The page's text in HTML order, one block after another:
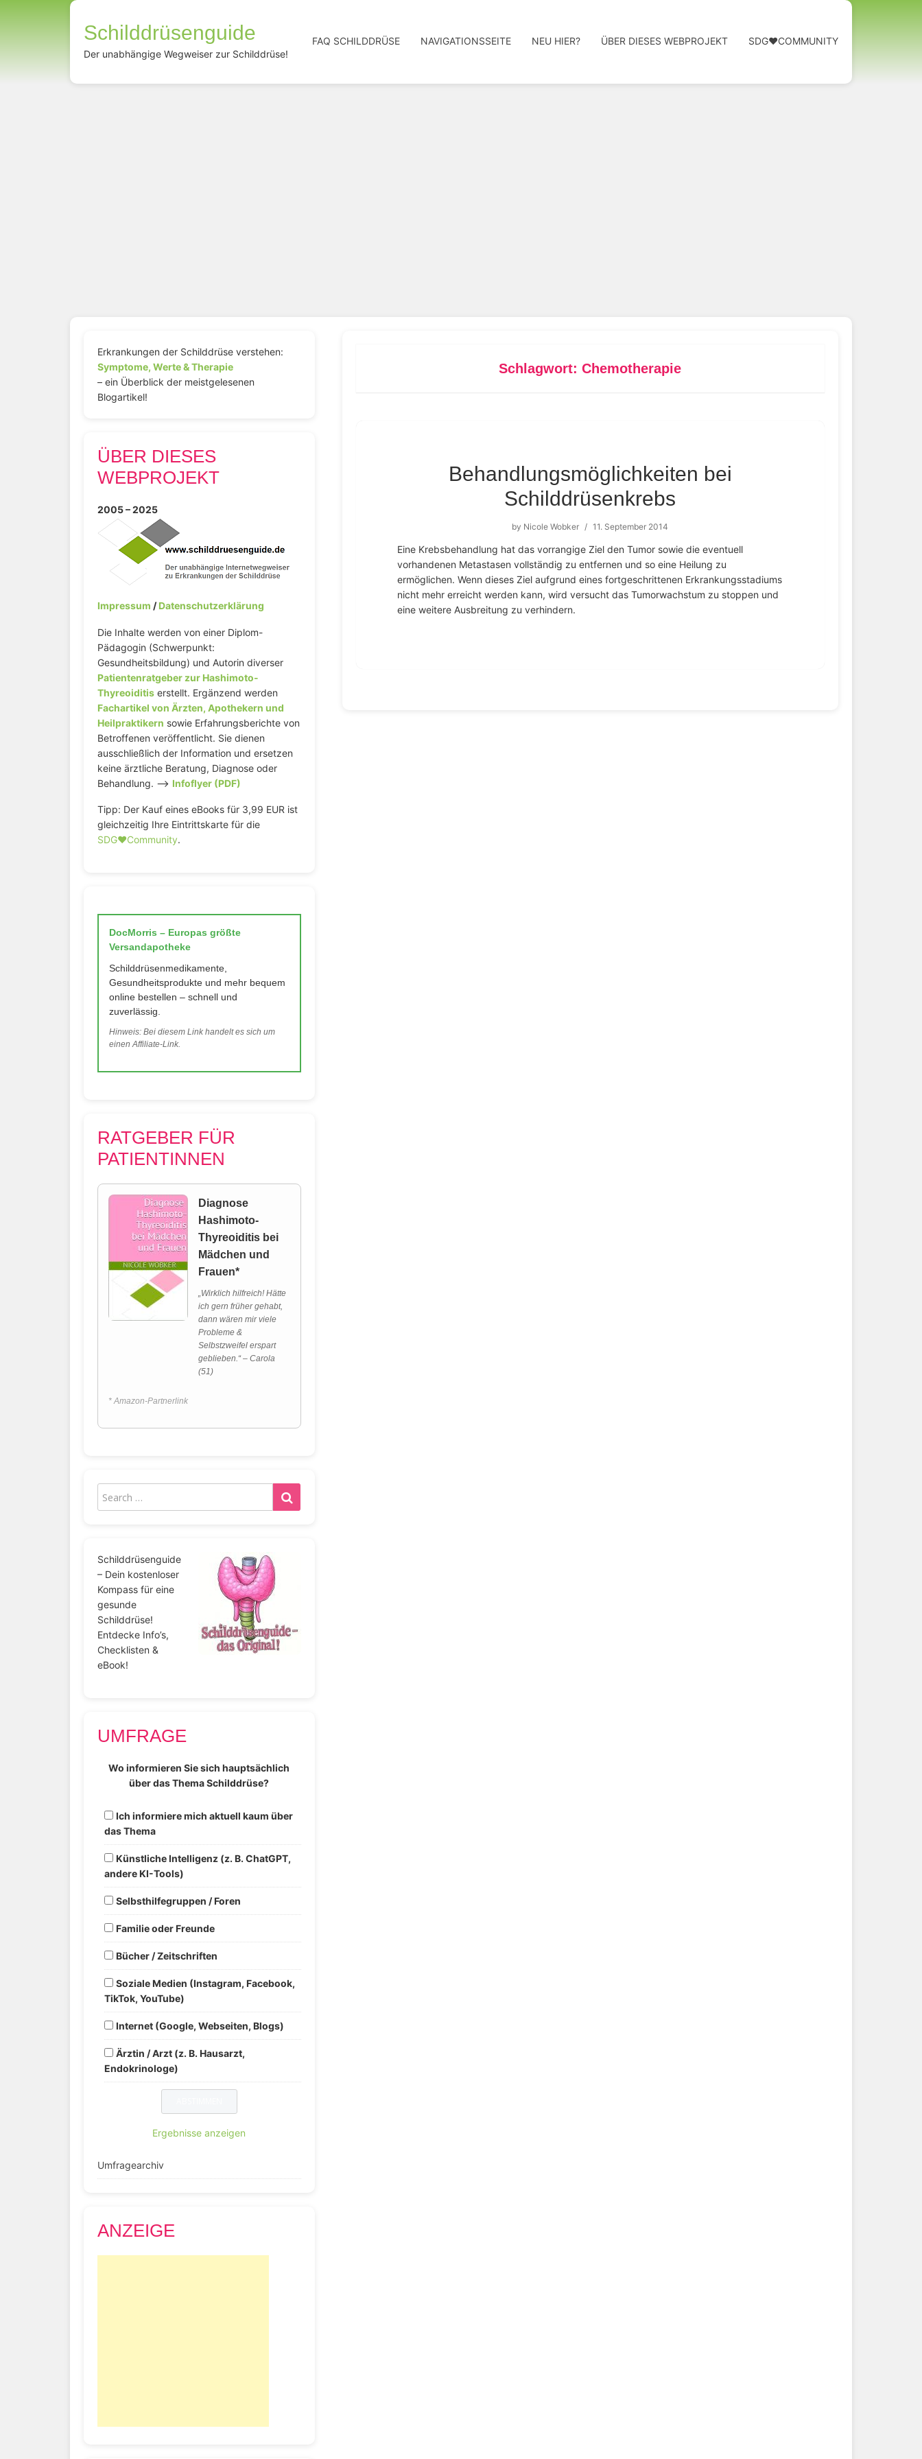
Schilddrüsenguide
Der unabhängige Wegweiser zur Schilddrüse!
FAQ SCHILDDRÜSE NAVIGATIONSSEITE NEU HIER? ÜBER DIESES WEBPROJEKT SDG❤️COMMUNITY
Schlagwort:Chemotherapie
Behandlungsmöglichkeiten bei
Schilddrüsenkrebs
by Nicole Wobker / 11. September 2014
Eine Krebsbehandlung hat das vorrangige Ziel den Tumor sowie die eventuell
vorhandenen Metastasen vollständig zu entfernen und so eine Heilung zu
ermöglichen. Wenn dieses Ziel aufgrund eines fortgeschrittenen Erkrankungsstadiums
nicht mehr erreicht werden kann, wird versucht das Tumorwachstum zu stoppen und
eine weitere Ausbreitung zu verhindern.
Erkrankungen der Schilddrüse verstehen:
Symptome, Werte & Therapie
– ein Überblick der meistgelesenen
Blogartikel!
ÜBER DIESES
WEBPROJEKT
2005 – 2025
Impressum /Datenschutzerklärung
Die Inhalte werden von einer Diplom-
Pädagogin (Schwerpunkt:
Gesundheitsbildung) und Autorin diverser
Patientenratgeber zur Hashimoto-
Thyreoiditis erstellt. Ergänzend werden
Fachartikel von Ärzten, Apothekern und
Heilpraktikern sowie Erfahrungsberichte von
Betroffenen veröffentlicht. Sie dienen
ausschließlich der Information und ersetzen
keine ärztliche Beratung, Diagnose oder
Behandlung. –> Infoflyer (PDF)
Tipp: Der Kauf eines eBooks für 3,99 EUR ist
gleichzeitig Ihre Eintrittskarte für die
SDG♥️Community.
DocMorris – Europas größte
Versandapotheke
Schilddrüsenmedikamente,
Gesundheitsprodukte und mehr bequem
online bestellen – schnell und
zuverlässig.
Hinweis: Bei diesem Link handelt es sich um
einen Affiliate-Link.
RATGEBER FÜR
PATIENTINNEN
Diagnose
Hashimoto-
Thyreoiditis bei
Mädchen und
Frauen*
„Wirklich hilfreich! Hätte
ich gern früher gehabt,
dann wären mir viele
Probleme &
Selbstzweifel erspart
geblieben.“ – Carola
(51)
* Amazon-Partnerlink
Schilddrüsenguide
– Dein kostenloser
Kompass für eine
gesunde
Schilddrüse!
Entdecke Info’s,
Checklisten &
eBook!
UMFRAGE
Wo informieren Sie sich hauptsächlich
über das Thema Schilddrüse?
Ich informiere mich aktuell kaum über
das Thema
Künstliche Intelligenz (z. B. ChatGPT,
andere KI-Tools)
Selbsthilfegruppen / Foren
Familie oder Freunde
Bücher / Zeitschriften
Soziale Medien (Instagram, Facebook,
TikTok, YouTube)
Internet (Google, Webseiten, Blogs)
Ärztin / Arzt (z. B. Hausarzt,
Endokrinologe)
Ergebnisse anzeigen
Umfragearchiv
ANZEIGE